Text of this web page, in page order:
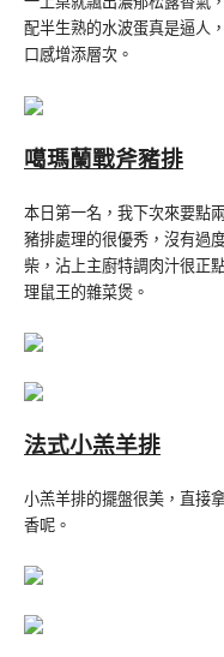
配半生熟的水波蛋真是逼人
口感增添層次。
噶瑪蘭戰斧豬排
本日第一名，我下次來要點
豬排處理的很優秀，沒有過
柴，沾上主廚特調肉汁很正
理鼠王的雜菜煲。
法式小羔羊排
小羔羊排的擺盤很美，直接
香呢。